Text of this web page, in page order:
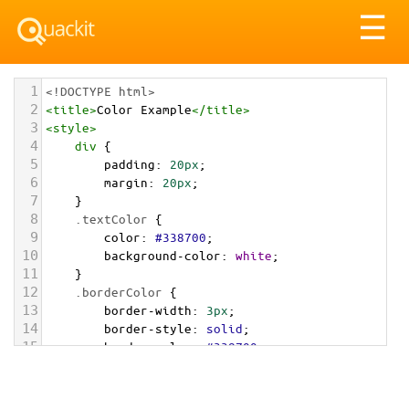
☰
1 <!DOCTYPE html>
2 <title>Color Example</title>
3 <style>
4 div {
5 padding: 20px;
6 margin: 20px;
7 }
8 .textColor {
9 color: #338700;
10 background-color: white;
11 }
12 .borderColor {
13 border-width: 3px;
14 border-style: solid;
15 border-color: #338700;